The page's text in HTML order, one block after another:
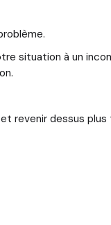
situation à un
revenir dessus plus